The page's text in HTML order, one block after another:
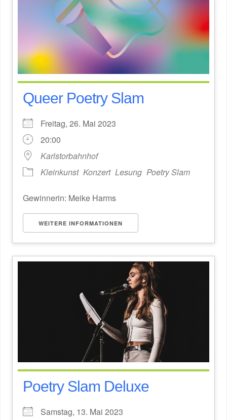
Queer Poetry Slam
Freitag, 26. Mai 2023
20:00
Karlstorbahnhof
Kleinkunst Konzert Lesung Poetry Slam
Gewinnerin: Meike Harms
WEITERE INFORMATIONEN
Poetry Slam Deluxe
Samstag, 13. Mai 2023